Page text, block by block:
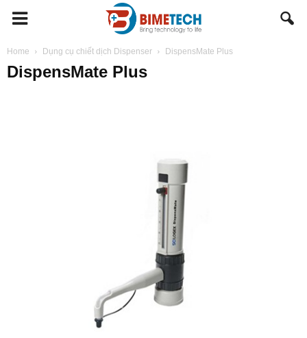
BIMETECH
Home Dụng cụ chiết dịch Dispenser DispensMate Plus
DispensMate Plus